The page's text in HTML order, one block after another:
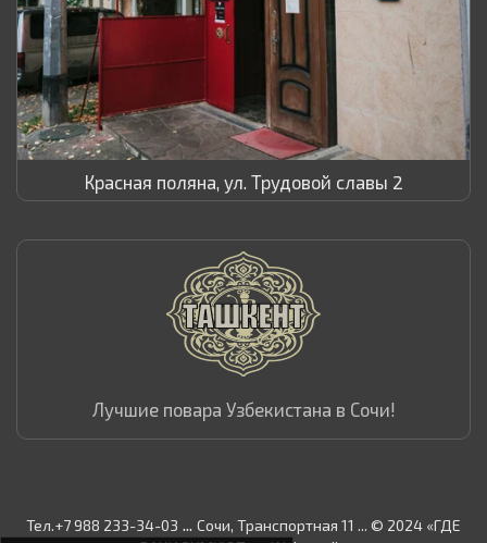
Красная поляна, ул. Трудовой славы 2
Лучшие повара Узбекистана в Сочи!
Тел.+7 988 233-34-03 ... Сочи, Транспортная 11 ... © 2024 «ГДЕ